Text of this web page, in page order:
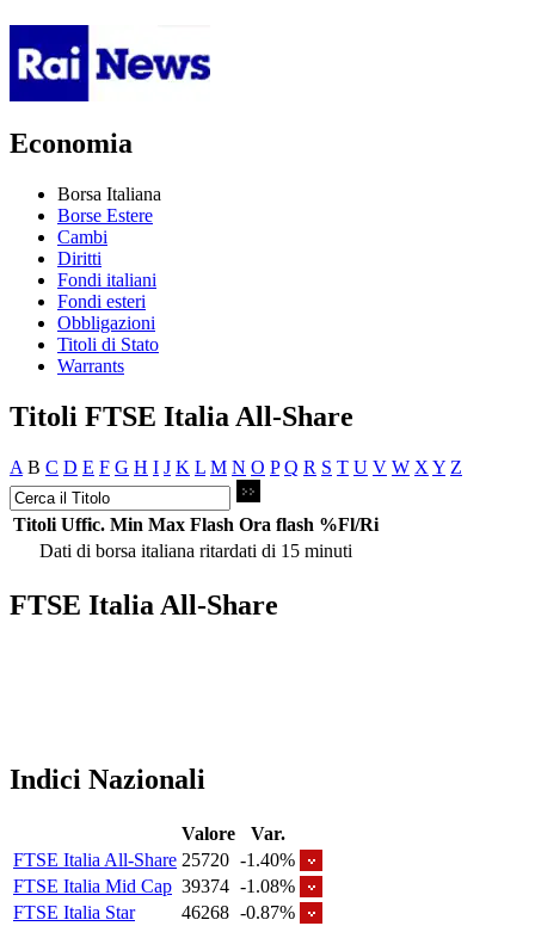
Economia
Borsa Italiana
Borse Estere
Cambi
Diritti
Fondi italiani
Fondi esteri
Obbligazioni
Titoli di Stato
Warrants
Titoli FTSE Italia All-Share
A B C D E F G H I J K L M N O P Q R S T U V W X Y Z
Titoli Uffic. Min Max Flash Ora flash %Fl/Ri
Dati di borsa italiana ritardati di 15 minuti
FTSE Italia All-Share
Indici Nazionali
Valore
Var.
FTSE Italia All-Share 25720 -1.40%
FTSE Italia Mid Cap 39374 -1.08%
FTSE Italia Star
46268 -0.87%